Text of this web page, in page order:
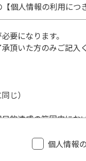
個人情報の利用につ
要になります。
頂いた方のみご記
じ）
的達成の範囲内にお
・登録面接に関
個人情報